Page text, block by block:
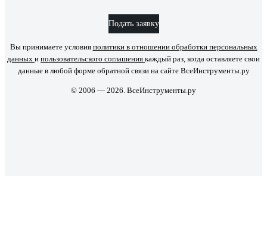
Подать заявку
Вы принимаете условия политики в отношении обработки персональных
данных и пользовательского соглашения каждый раз, когда оставляете свои
данные в любой форме обратной связи на сайте ВсеИнструменты.ру
© 2006 — 2026. ВсеИнструменты.ру